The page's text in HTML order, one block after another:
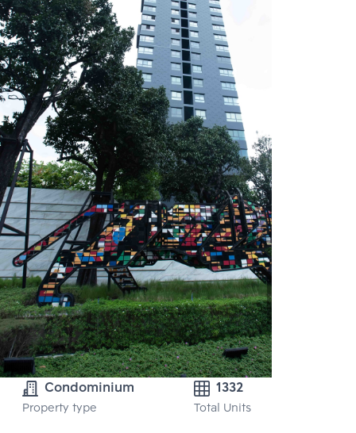
Condominium
Property type
1332
Total Units